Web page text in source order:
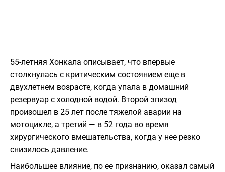
55-летняя Хонкала описывает, что впервые
столкнулась с критическим состоянием еще в
двухлетнем возрасте, когда упала в домашний
резервуар с холодной водой. Второй эпизод
произошел в 25 лет после тяжелой аварии на
мотоцикле, а третий — в 52 года во время
хирургического вмешательства, когда у нее резко
снизилось давление.
Наибольшее влияние, по ее признанию, оказал самый